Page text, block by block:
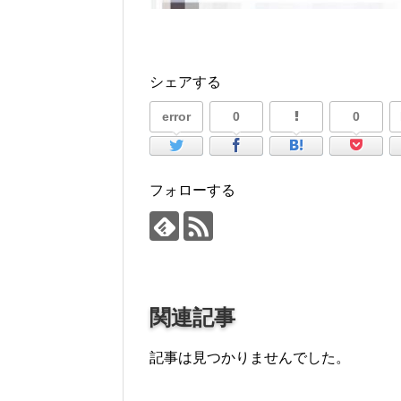
シェアする
error 0 0
フォローする
関連記事
記事は見つかりませんでした。